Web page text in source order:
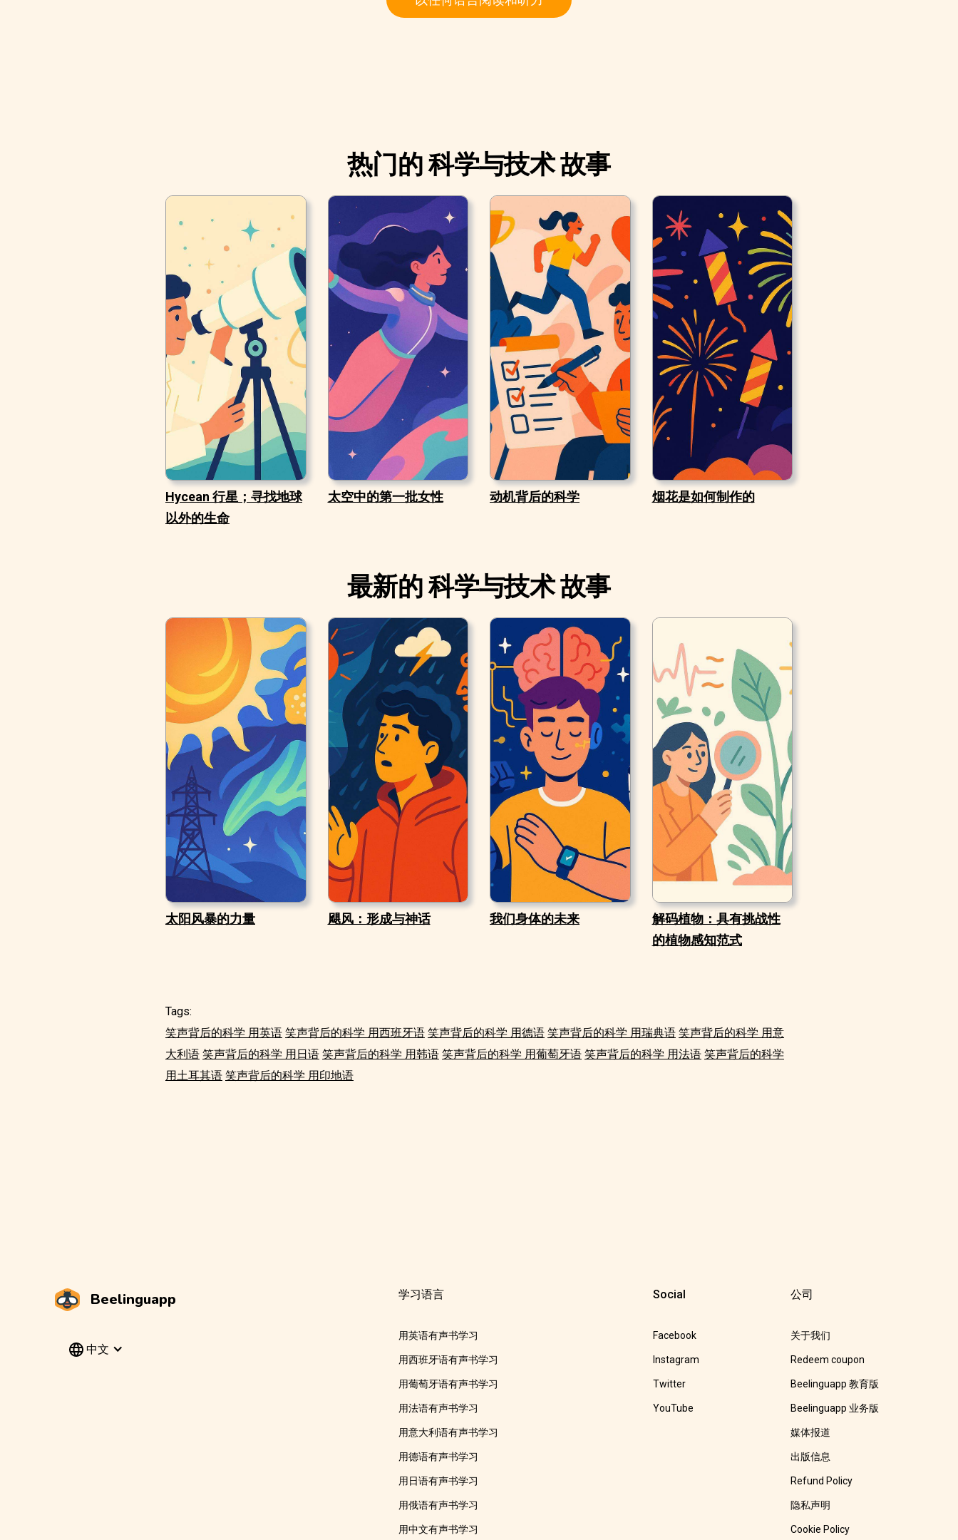
热门的 科学与技术 故事
Hycean 行星；寻找地球
以外的生命
太空中的第一批女性 动机背后的科学 烟花是如何制作的
最新的 科学与技术 故事
太阳风暴的力量 飓风：形成与神话 我们身体的未来
解码植物：具有挑战性
的植物感知范式
Tags:
笑声背后的科学 用英语 笑声背后的科学 用西班牙语 笑声背后的科学 用德语 笑声背后的科学 用瑞典语 笑声背后的科学 用意
大利语 笑声背后的科学 用日语 笑声背后的科学 用韩语 笑声背后的科学 用葡萄牙语 笑声背后的科学 用法语 笑声背后的科学
用土耳其语 笑声背后的科学 用印地语
Beelinguapp
中文
学习语言
用英语有声书学习
用西班牙语有声书学习
用葡萄牙语有声书学习
用法语有声书学习
用意大利语有声书学习
用德语有声书学习
用日语有声书学习
用俄语有声书学习
用中文有声书学习
Social
Facebook
Instagram
Twitter
YouTube
公司
关于我们
Redeem coupon
Beelinguapp 教育版
Beelinguapp 业务版
媒体报道
出版信息
Refund Policy
隐私声明
Cookie Policy